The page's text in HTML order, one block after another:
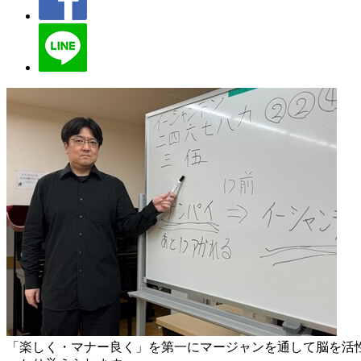
「楽しく・マナー良く」を第一にマージャンを通して脳を